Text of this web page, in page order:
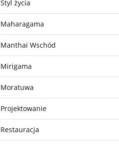
Styl życia
Maharagama
Manthai Wschód
Mirigama
Moratuwa
Projektowanie
Restauracja